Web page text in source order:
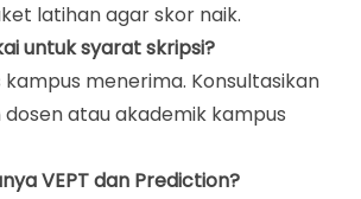
latihan agar skor naik.
untuk syarat skripsi?
kampus menerima. Konsultasikan
dosen atau akademik kampus
VEPT dan Prediction?